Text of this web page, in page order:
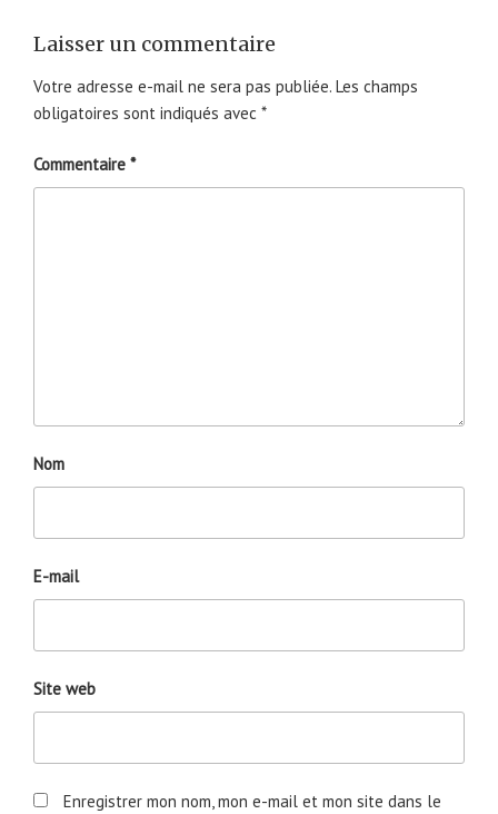
Laisser un commentaire
Votre adresse e-mail ne sera pas publiée. Les champs
obligatoires sont indiqués avec *
Commentaire *
Nom
E-mail
Site web
Enregistrer mon nom, mon e-mail et mon site dans le